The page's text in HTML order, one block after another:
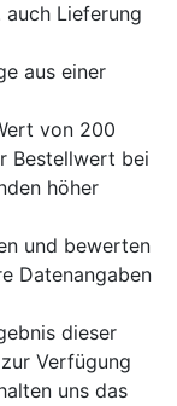
auch Lieferung
aus einer
von 200
Bestellwert bei
höher
und bewerten
Datenangaben
dieser
Verfügung
uns das